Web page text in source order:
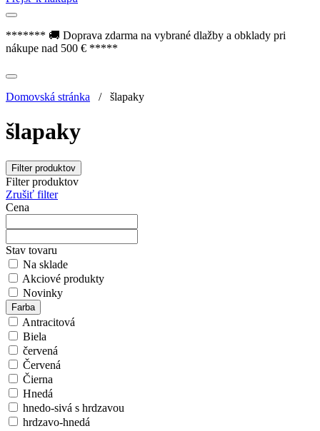
******* 🚚 Doprava zdarma na vybrané dlažby a obklady pri
nákupe nad 500 € *****
Domovská stránka / šlapaky
šlapaky
Filter produktov
Filter produktov
Zrušiť filter
Cena
Stav tovaru
Na sklade
Akciové produkty
Novinky
Farba
Antracitová
Biela
červená
Červená
Čierna
Hnedá
hnedo-sivá s hrdzavou
hrdzavo-hnedá